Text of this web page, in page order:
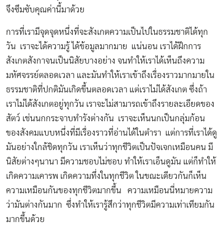
จึงซึมซับคุณค่านี้มาด้วย
การที่เรามีจุดจุดหนึ่งที่จะสังเกตความเป็นไปในธรรมชาติได้ทุก
วัน เราจะได้ความรู้ ได้ข้อมูลมากมาย แน่นอน เราได้ฝึกการ
สังเกตสังกาจนเป็นนิสัยบางอย่าง จนทำให้เราได้เห็นถึงความ
มหัศจรรย์ตลอดเวลา และมันทำให้เราเข้าถึงเรื่องราวมากมายใน
ธรรมชาติที่ปกติมันเกิดขึ้นตลอดเวลา แต่เราไม่ได้สังเกต ซึ่งถ้า
เราไม่ได้สังเกตอยู่ทุกวัน เราจะไม่สามารถเข้าถึงรายละเอียดของ
สัตว์ เช่นนกกระจาบทำรังต่างกัน เราจะเห็นนกเป็นกลุ่มก้อน
ของสังคมแบบหนึ่งที่มีเรื่องราวที่อ่านได้ในตำรา แต่การที่เราได้ดู
มันอย่างใกล้ชิดทุกวัน เราเห็นว่าทุกชีวิตเป็นปัจเจกเหมือนคน มี
นิสัยต่างๆนานา มีความชอบไม่ชอบ ทำให้เราเอ็นดูมัน แต่ก็ทำให้
เกิดความเคารพ เกิดความทึ่งในทุกชีวิต ในขณะเดียวกันก็เห็น
ความเหมือนกันของทุกชีวิตมากขึ้น ความเหมือนนี่หมายความ
ว่ามันต่างกันมาก ซึ่งทำให้เรารู้สึกว่าทุกชีวิตมีความเท่าเทียมกัน
มากขึ้นด้วย